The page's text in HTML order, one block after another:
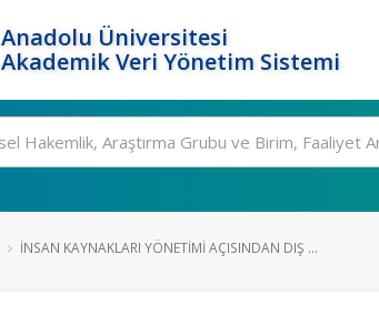
Anadolu Üniversitesi
Akademik Veri Yönetim Sistemi
İNSAN KAYNAKLARI YÖNETIMI AÇISINDAN DIŞ ...